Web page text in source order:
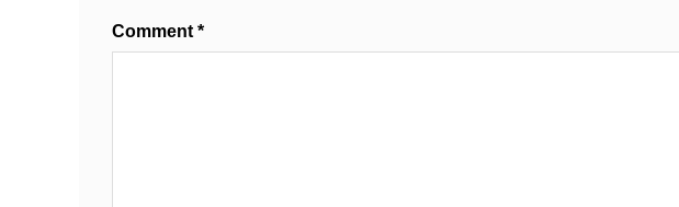
Comment *